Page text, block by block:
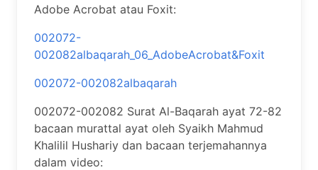
Adobe Acrobat atau Foxit:
002072-
002082albaqarah_06_AdobeAcrobat&Foxit
002072-002082albaqarah
002072-002082 Surat Al-Baqarah ayat 72-82
bacaan murattal ayat oleh Syaikh Mahmud
Khalilil Hushariy dan bacaan terjemahannya
dalam video: